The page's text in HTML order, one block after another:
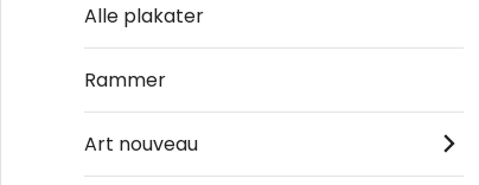
Trapper eller skrå flader
Mål vandret langs væggen
Alle plakater
Rammer
Art nouveau